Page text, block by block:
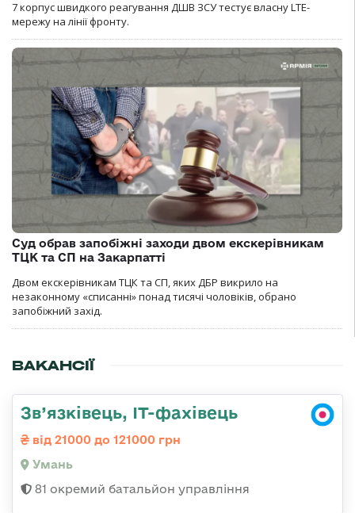
7 корпус швидкого реагування ДШВ ЗСУ тестує власну LTE-
мережу на лінії фронту.
Суд обрав запобіжні заходи двом екскерівникам
ТЦК та СП на Закарпатті
Двом екскерівникам ТЦК та СП, яких ДБР викрило на
незаконному «списанні» понад тисячі чоловіків, обрано
запобіжний захід.
ВАКАНСІЇ
Зв’язківець, ІТ-фахівець
від 21000 до 121000 грн
Умань
81 окремий батальйон управління